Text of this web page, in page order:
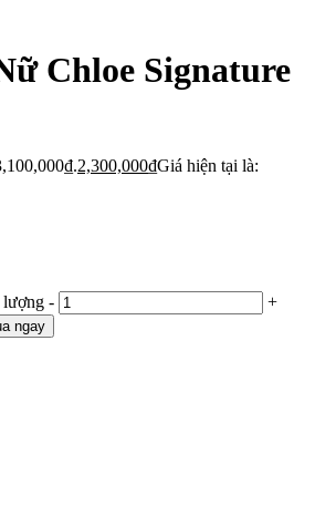
Chloe Signature
2,300,000₫Giá hiện tại là:
lượng - +
ngay